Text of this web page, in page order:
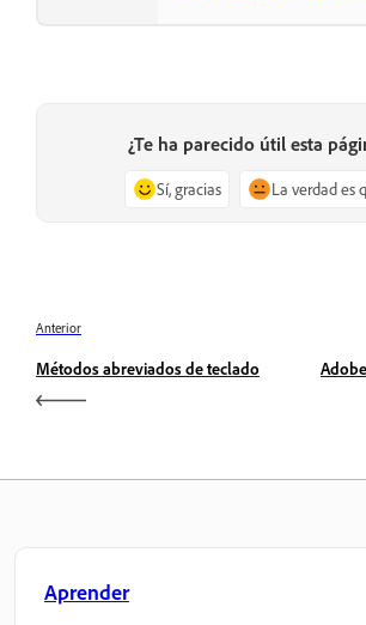
¿Te ha parecido útil esta
Sí, gracias La verdad es
Anterior
Métodos abreviados de teclado
Aprender